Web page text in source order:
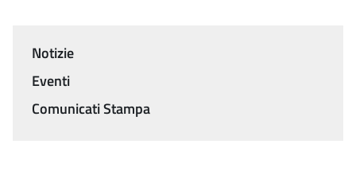
Menu
Notizie
Eventi
Comunicati Stampa